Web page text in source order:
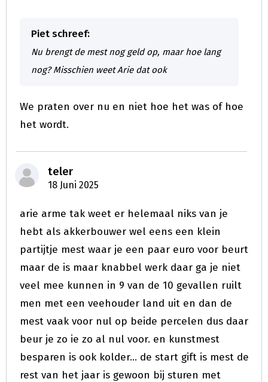
Piet schreef:
Nu brengt de mest nog geld op, maar hoe lang
nog? Misschien weet Arie dat ook
We praten over nu en niet hoe het was of hoe
het wordt.
teler
18 Juni 2025
arie arme tak weet er helemaal niks van je
hebt als akkerbouwer wel eens een klein
partijtje mest waar je een paar euro voor beurt
maar de is maar knabbel werk daar ga je niet
veel mee kunnen in 9 van de 10 gevallen ruilt
men met een veehouder land uit en dan de
mest vaak voor nul op beide percelen dus daar
beur je zo ie zo al nul voor. en kunstmest
besparen is ook kolder... de start gift is mest de
rest van het jaar is gewoon bij sturen met